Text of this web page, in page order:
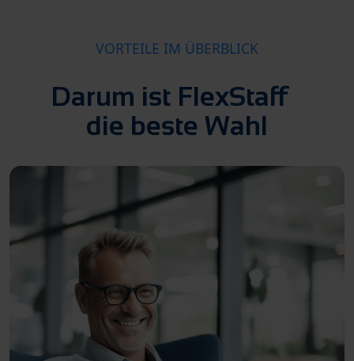
VORTEILE IM ÜBERBLICK
Darum ist FlexStaff
die beste Wahl